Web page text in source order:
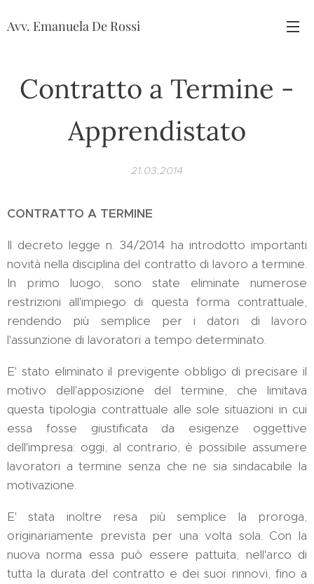
Avv. Emanuela De Rossi
Contratto a Termine -
Apprendistato
21.03.2014
CONTRATTO A TERMINE
Il decreto legge n. 34/2014 ha introdotto importanti
novità nella disciplina del contratto di lavoro a termine.
In primo luogo, sono state eliminate numerose
restrizioni all'impiego di questa forma contrattuale,
rendendo più semplice per i datori di lavoro
l'assunzione di lavoratori a tempo determinato.
E' stato eliminato il previgente obbligo di precisare il
motivo dell'apposizione del termine, che limitava
questa tipologia contrattuale alle sole situazioni in cui
essa fosse giustificata da esigenze oggettive
dell'impresa: oggi, al contrario, è possibile assumere
lavoratori a termine senza che ne sia sindacabile la
motivazione.
E' stata inoltre resa più semplice la proroga,
originariamente prevista per una volta sola. Con la
nuova norma essa può essere pattuita, nell'arco di
tutta la durata del contratto e dei suoi rinnovi, fino a